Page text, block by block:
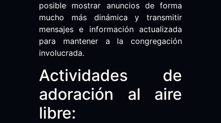
posible mostrar anuncios de forma
mucho más dinámica y transmitir
mensajes e información actualizada
para mantener a la congregación
involucrada.
Actividades de
adoración al aire
libre: